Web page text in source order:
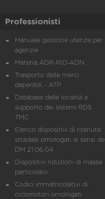
Professionisti
Manuale gestione utenze per
agenzie
Materia ADR-RID-ADN
Trasporto delle merci
deperibili - ATP
Database delle località a
supporto dei sistemi RDS
TMC
Elenco dispositivi di ritenuta
stradale omologati ai sensi del
DM 21.06.04
Dispositivi riduzioni di massa
particolato
Codici immatricolativi di
ciclomotori omologati